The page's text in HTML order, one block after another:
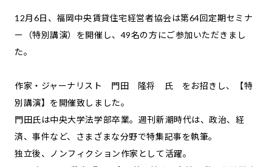
12月6日、福岡中央賃貸住宅経営者協会は第64回定期セミナ
ー（特別講演）を開催し、49名の方にご参加いただきまし
た。
作家・ジャーナリスト 門田 隆将 氏 をお招きし、【特
別講演】を開催致しました。
門田氏は中央大学法学部卒業。週刊新潮時代は、政治、経
済、事件など、さまざまな分野で特集記事を執筆。
独立後、ノンフィクション作家として活躍。